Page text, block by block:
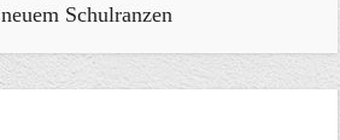
neuem Schulranzen